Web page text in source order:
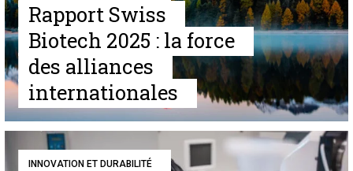
Rapport Swiss
Biotech 2025 : la force
des alliances
internationales
INNOVATION ET DURABILITÉ